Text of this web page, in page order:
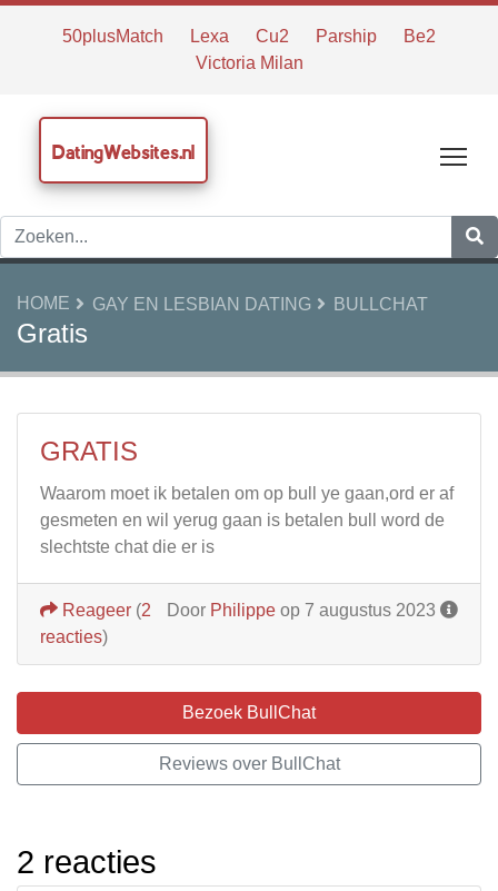
50plusMatch Lexa Cu2 Parship
Be2
Victoria Milan
DatingWebsites.nl
HOME GAY EN LESBIAN DATING BULLCHAT
Gratis
GRATIS
Waarom moet ik betalen om op bull ye gaan,ord er af
gesmeten en wil yerug gaan is betalen bull word de
slechtste chat die er is
Door Philippe op 7 augustus 2023
Reageer (2
reacties)
Bezoek BullChat
Reviews over BullChat
2 reacties